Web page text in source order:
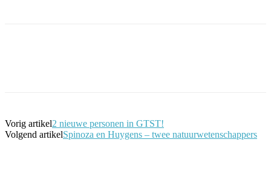
Vorig artikel2 nieuwe personen in GTST!
Volgend artikelSpinoza en Huygens – twee natuurwetenschappers